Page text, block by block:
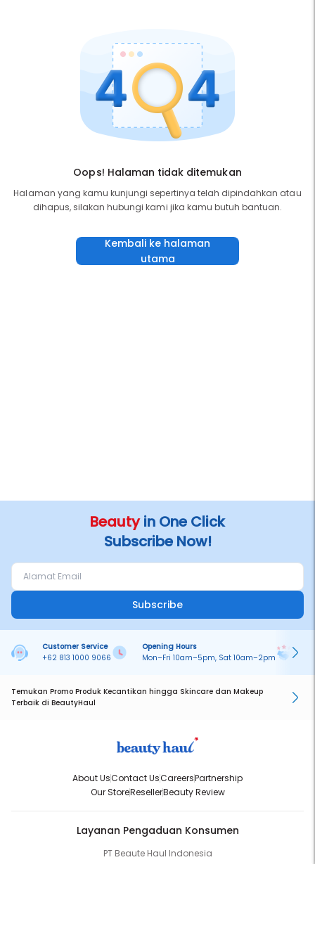
Oops! Halaman tidak ditemukan
Halaman yang kamu kunjungi sepertinya telah dipindahkan atau
dihapus, silakan hubungi kami jika kamu butuh bantuan.
Kembali ke halaman
utama
Beautyin One Click
Subscribe Now!
Subscribe
Customer Service
+62 813 1000 9066
Opening Hours
Mon–Fri 10am–5pm, Sat 10am–2pm
Temukan Promo Produk Kecantikan hingga Skincare dan Makeup
Terbaik di BeautyHaul
About UsContact UsCareersPartnership
Our StoreResellerBeauty Review
Layanan Pengaduan Konsumen
PT Beaute Haul Indonesia